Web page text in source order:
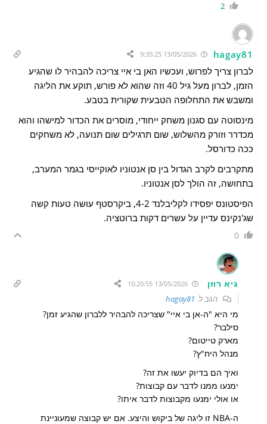
2
hagay81
13/05/2026 9:35:25
לברון צריך לפרוש, ועכשיו האן בי איי צריכה להבהיר לו שהגיע
הזמן, לברון מעל גיל 40 וזה שהוא לא פורש, תוקע את הליגה
ומשבש את התחלופה הטבעית שקורית בטבע.
מינסוטה עם סגנון משחק ייחודי, מוסרים את הכדור למישהו והוא
מכדרר וזורק מהשלוש, שום תרגילים שום תנועה, לא משחקים
ככה כדורסל.
מתקרבים לקרב הגדול בין סן אנטוניו לאוקייסי בגמר המערב,
בתחושה, זה הולך לסן אנטוניו.
הפיסטונס יפסידו לקליבלנד 4-2, ביקרסטף עושה טעות קשה
שג'נקינס עדיין על עשרים דקות ברוטציה.
0
גיא רוזן 13/05/2026 10:20:55
הגב ל hagay81
מי היא "ה-אן בי איי" שצריכה להבהיר ללברון שהגיע זמן?
סילבר?
מארק טייטום?
מנהל היח"ץ?
ואיך הם בדיוק יעשו את זה?
ימנעו ממנו לדבר עם קבוצות?
או אולי ימנעו מקבוצות לדבר איתו?
ה-NBA זו ליגה של ביקוש והיצע. אם יש קבוצה שמעוניינת